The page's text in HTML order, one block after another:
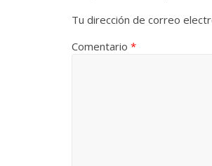
Tu dirección de correo
Comentario *